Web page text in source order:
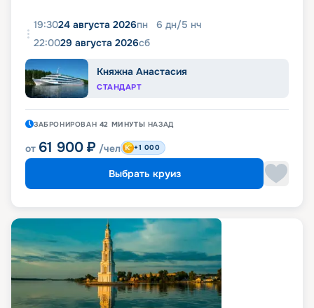
19:3024 августа 2026пн 6 дн/5 нч
22:0029 августа 2026сб
Княжна Анастасия
СТАНДАРТ
ЗАБРОНИРОВАН 42 МИНУТЫ НАЗАД
от 61 900 ₽ /чел +1 000
Выбрать круиз